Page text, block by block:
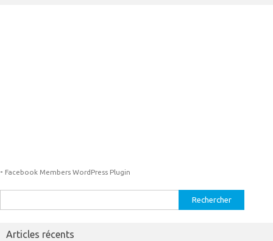
- Facebook Members WordPress Plugin
Articles récents